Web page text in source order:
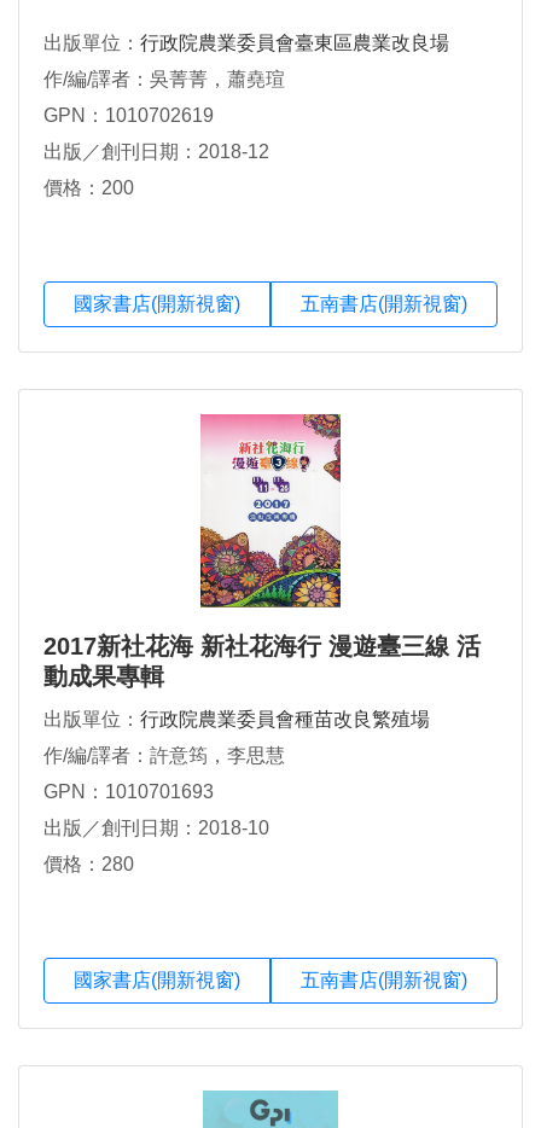
出版單位： 行政院農業委員會臺東區農業改良場
作/編/譯者：吳菁菁，蕭堯瑄
GPN：1010702619
出版／創刊日期：2018-12
價格：200
國家書店(開新視窗) 五南書店(開新視窗)
2017新社花海 新社花海行 漫遊臺三線 活
動成果專輯
出版單位： 行政院農業委員會種苗改良繁殖場
作/編/譯者：許意筠，李思慧
GPN：1010701693
出版／創刊日期：2018-10
價格：280
國家書店(開新視窗) 五南書店(開新視窗)